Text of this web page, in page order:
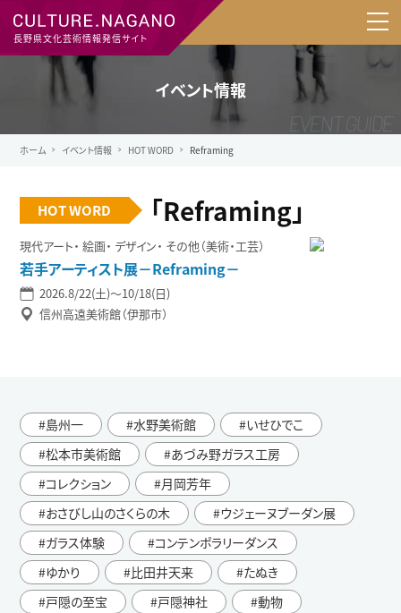
長野県文化芸術情報発信サイト
イベント情報
ホーム イベント情報 HOT WORD Reframing
HOT WORD 「Reframing」
現代アート 絵画 デザイン その他（美術・工芸）
若手アーティスト展－Reframing－
2026.8/22(土)〜10/18(日)
信州高遠美術館（伊那市）
島州一 水野美術館
いせひでこ
松本市美術館
あづみ野ガラス工房
コレクション
月岡芳年
おさびし山のさくらの木
ウジェーヌブーダン展
ガラス体験
コンテンポラリーダンス
ゆかり
比田井天来
たぬき
戸隠の至宝
戸隠神社
動物